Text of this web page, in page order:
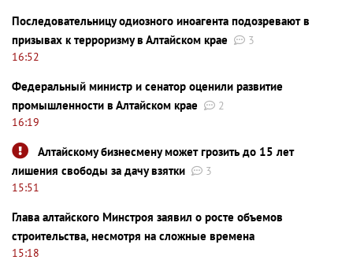
Последовательницу одиозного иноагента подозревают в
призывах к терроризму в Алтайском крае
3
16:52
Федеральный министр и сенатор оценили развитие
промышленности в Алтайском крае
2
16:19
Алтайскому бизнесмену может грозить до 15 лет
лишения свободы за дачу взятки
3
15:51
Глава алтайского Минстроя заявил о росте объемов
строительства, несмотря на сложные времена
15:18